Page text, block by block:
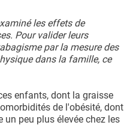
les effets de
Pour valider leurs
par la mesure des
dans la famille, ce
enfants, dont la graisse
de l'obésité, dont
un peu plus élevée chez les